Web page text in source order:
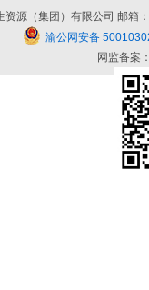
资源（集团）有限公司 邮
渝公网安备
网监备案